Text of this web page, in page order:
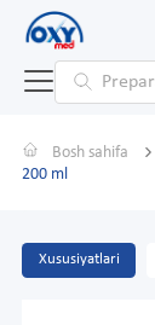
Bosh sahifa
200 ml
Xususiyatlari